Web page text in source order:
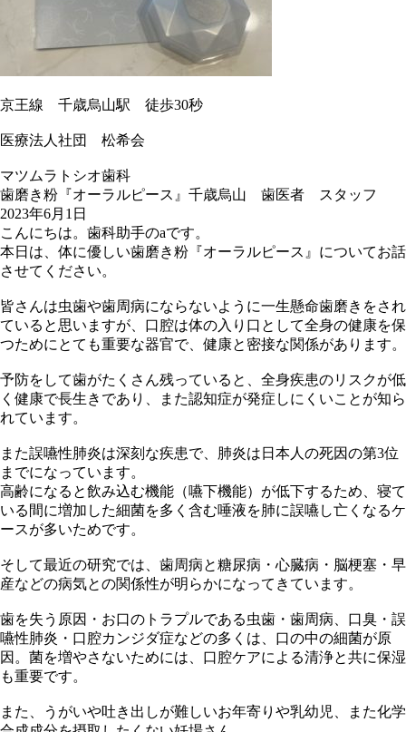
京王線 千歳烏山駅 徒歩30秒
医療法人社団 松希会
マツムラトシオ歯科
歯磨き粉『オーラルピース』千歳烏山 歯医者 スタッフ
2023年6月1日
こんにちは。歯科助手のaです。
本日は、体に優しい歯磨き粉『オーラルピース』についてお話
させてください。
皆さんは虫歯や歯周病にならないように一生懸命歯磨きをされ
ていると思いますが、口腔は体の入り口として全身の健康を保
つためにとても重要な器官で、健康と密接な関係があります。
予防をして歯がたくさん残っていると、全身疾患のリスクが低
く健康で長生きであり、また認知症が発症しにくいことが知ら
れています。
また誤嚥性肺炎は深刻な疾患で、肺炎は日本人の死因の第3位
までになっています。
高齢になると飲み込む機能（嚥下機能）が低下するため、寝て
いる間に増加した細菌を多く含む唾液を肺に誤嚥し亡くなるケ
ースが多いためです。
そして最近の研究では、歯周病と糖尿病・心臓病・脳梗塞・早
産などの病気との関係性が明らかになってきています。
歯を失う原因・お口のトラプルである虫歯・歯周病、口臭・誤
嚥性肺炎・口腔カンジダ症などの多くは、口の中の細菌が原
因。菌を増やさないためには、口腔ケアによる清浄と共に保湿
も重要です。
また、うがいや吐き出しが難しいお年寄りや乳幼児、また化学